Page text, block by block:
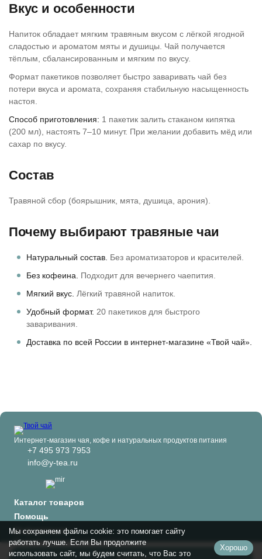
Вкус и особенности
Напиток обладает мягким травяным вкусом с лёгкой ягодной
сладостью и ароматом мяты и душицы. Чай получается
тёплым, сбалансированным и мягким по вкусу.
Формат пакетиков позволяет быстро заваривать чай без
потери вкуса и аромата, сохраняя стабильную насыщенность
настоя.
Способ приготовления: 1 пакетик залить стаканом кипятка
(200 мл), настоять 7–10 минут. При желании добавить мёд или
сахар по вкусу.
Состав
Травяной сбор (боярышник, мята, душица, арония).
Почему выбирают травяные чаи
Натуральный состав. Без ароматизаторов и красителей.
Без кофеина.
Подходит для вечернего чаепития.
Мягкий вкус. Лёгкий травяной напиток.
Удобный формат. 20 пакетиков для быстрого
заваривания.
Доставка по всей России в интернет-магазине «Твой чай».
Интернет-магазин чая, кофе и натуральных продуктов питания
+7 495 973 7953
info@y-tea.ru
Каталог товаров
Помощь
Информация
Политика персональных данных
© 2024-2026 Твой чай
Мы сохраняем файлы cookie: это помогает сайту
работать лучше. Если Вы продолжите
использовать сайт, мы будем считать, что Вас это
Хорошо